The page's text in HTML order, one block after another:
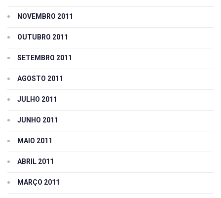
NOVEMBRO 2011
OUTUBRO 2011
SETEMBRO 2011
AGOSTO 2011
JULHO 2011
JUNHO 2011
MAIO 2011
ABRIL 2011
MARÇO 2011